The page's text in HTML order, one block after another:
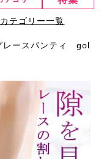
テゴリー一覧
レースパンティ gol